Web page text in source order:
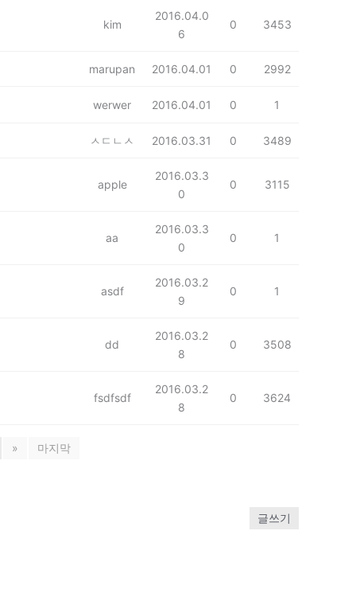
kim
2016.04.0
6
0 3453
marupan 2016.04.01 0 2992
werwer 2016.04.01 0 1
ㅅㄷㄴㅅ 2016.03.31 0 3489
apple
2016.03.3
0
0 3115
aa
2016.03.3
0
0 1
asdf
2016.03.2
9
0 1
dd
2016.03.2
8
0 3508
fsdfsdf
2016.03.2
8
0 3624
» 마지막
글쓰기